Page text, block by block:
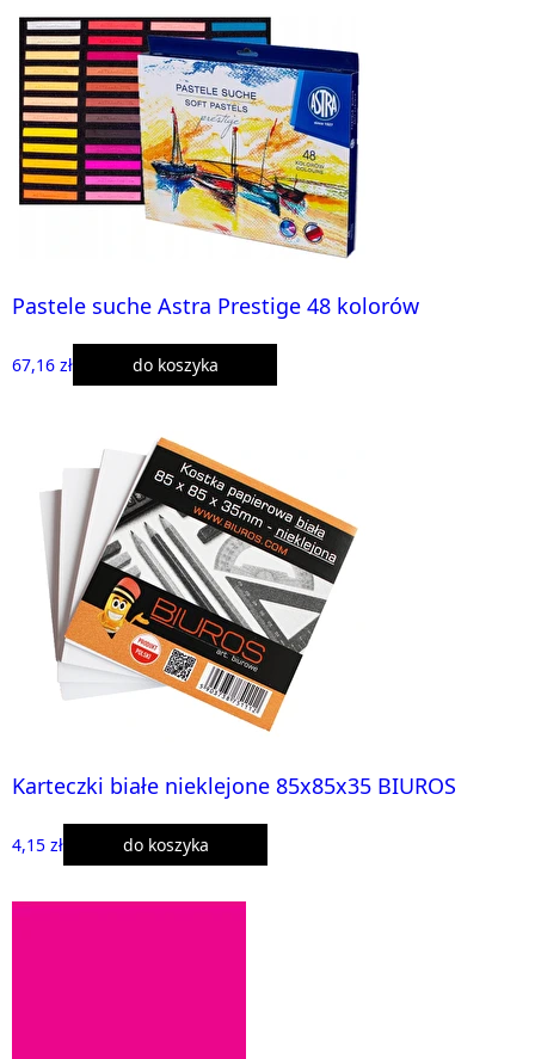
Pastele suche Astra Prestige 48 kolorów
67,16 zł do koszyka
Karteczki białe nieklejone 85x85x35 BIUROS
4,15 zł do koszyka